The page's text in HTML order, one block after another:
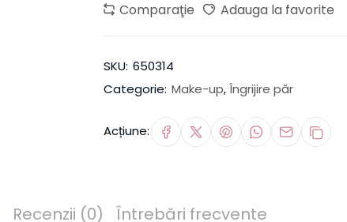
Comparaţie Adauga la favorite
SKU: 650314
Categorie: Make-up,Îngrijire păr
Acțiune:
Recenzii (0) Întrebări frecvente